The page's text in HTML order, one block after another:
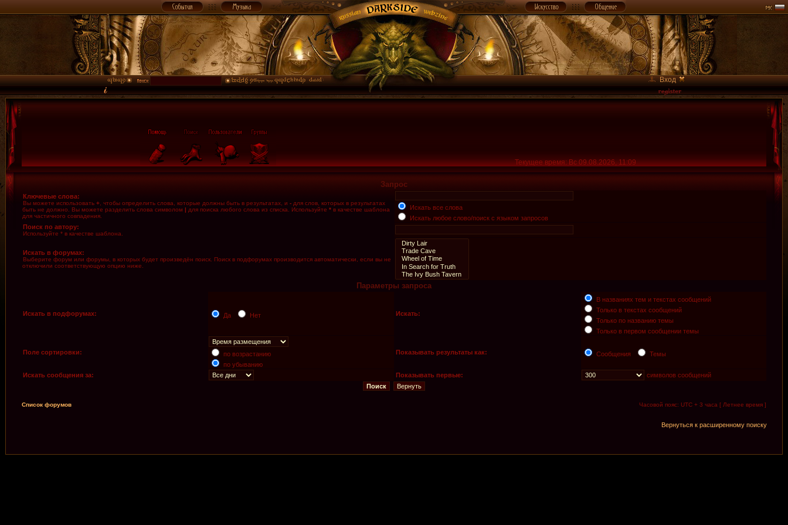
Вход
Текущее время: Вс 09.08.2026, 11:09
Запрос
Ключевые слова:
Вы можете использовать + , чтобы определить слова, которые должны быть в результатах, и - для слов, которых в результатах
быть не должно. Вы можете разделить слова символом | для поиска любого слова из списка. Используйте * в качестве шаблона
для частичного совпадения.
Искать все слова
Искать любое слово/поиск с языком запросов
Поиск по автору:
Используйте * в качестве шаблона.
Искать в форумах:
Выберите форум или форумы, в которых будет произведён поиск. Поиск в подфорумах производится автоматически, если вы не
отключили соответствующую опцию ниже.
Параметры запроса
Искать в подфорумах: Да Нет Искать:
В названиях тем и текстах сообщений
Только в текстах сообщений
Только по названию темы
Только в первом сообщении темы
Поле сортировки:
по возрастанию
по убыванию
Показывать результаты как: Сообщения Темы
Искать сообщения за: Показывать первые: символов сообщений
Список форумов Часовой пояс: UTC + 3 часа [ Летнее время ]
Вернуться к расширенному поиску